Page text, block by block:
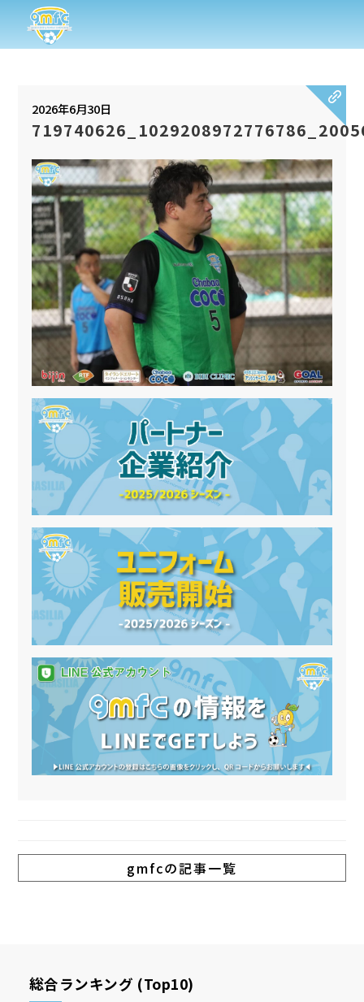
2026年6月30日
gmfcの記事一覧
総合ランキング (Top10)